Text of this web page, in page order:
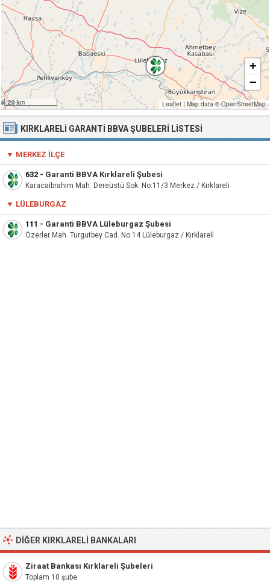
20 km
+
−
Leaflet | Map data ©OpenStreetMap
KIRKLARELI GARANTI BBVA ŞUBELERI LISTESI
▼ MERKEZ İLÇE
632 - Garanti BBVA Kırklareli Şubesi
Karacaibrahim Mah. Dereüstü Sok. No:11/3 Merkez / Kırklareli
▼ LÜLEBURGAZ
111 - Garanti BBVA Lüleburgaz Şubesi
Özerler Mah. Turgutbey Cad. No:14 Lüleburgaz / Kırklareli
DIĞER KIRKLARELI BANKALARI
Ziraat Bankası Kırklareli Şubeleri
Toplam 10 şube